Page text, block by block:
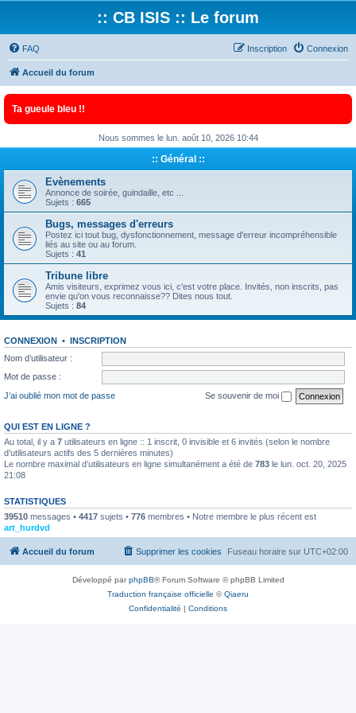
:: CB ISIS :: Le forum
FAQ Connexion
Inscription
Accueil du forum
Ta gueule bleu !!
Nous sommes le lun. août 10, 2026 10:44
:: Général ::
Evènements
Annonce de soirée, guindaille, etc ...
Sujets : 665
Bugs, messages d'erreurs
Postez ici tout bug, dysfonctionnement, message d'erreur incompréhensible
liés au site ou au forum.
Sujets : 41
Tribune libre
Amis visiteurs, exprimez vous ici, c'est votre place. Invités, non inscrits, pas
envie qu'on vous reconnaisse?? Dites nous tout.
Sujets : 84
CONNEXION • INSCRIPTION
Nom d’utilisateur :
Mot de passe :
J’ai oublié mon mot de passe
Se souvenir de moi
QUI EST EN LIGNE ?
Au total, il y a 7 utilisateurs en ligne :: 1 inscrit, 0 invisible et 6 invités (selon le nombre
d’utilisateurs actifs des 5 dernières minutes)
Le nombre maximal d’utilisateurs en ligne simultanément a été de 783 le lun. oct. 20, 2025
21:08
STATISTIQUES
39510 messages • 4417 sujets • 776 membres • Notre membre le plus récent est
art_hurdvd
Accueil du forum Fuseau horaire sur UTC+02:00
Supprimer les cookies
Développé parphpBB® Forum Software © phpBB Limited
Traduction française officielle ©Qiaeru
Confidentialité | Conditions